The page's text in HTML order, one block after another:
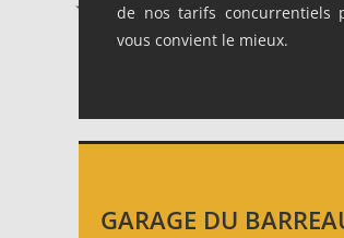
de nos tarifs concurrentiels
vous convient le mieux.
GARAGE DU